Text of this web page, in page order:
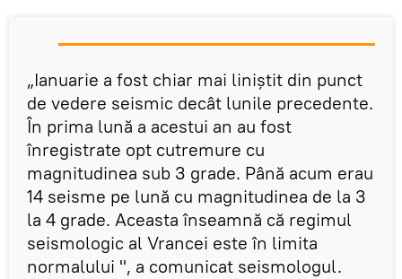
„Ianuarie a fost chiar mai liniștit din punct
de vedere seismic decât lunile precedente.
În prima lună a acestui an au fost
înregistrate opt cutremure cu
magnitudinea sub 3 grade. Până acum erau
14 seisme pe lună cu magnitudinea de la 3
la 4 grade. Aceasta înseamnă că regimul
seismologic al Vrancei este în limita
normalului ", a comunicat seismologul.